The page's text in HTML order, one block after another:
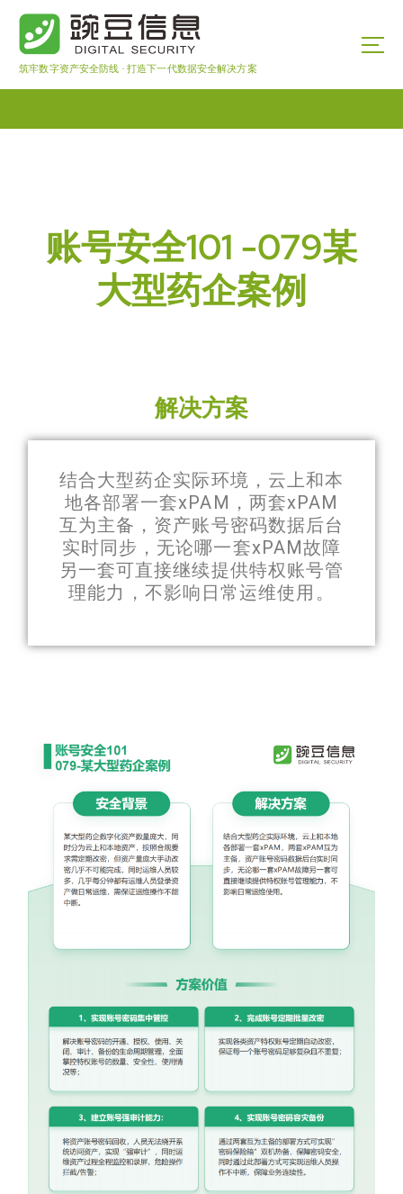
筑牢数字资产安全防线 · 打造下一代数据安全解决方案
账号安全101 -079某
大型药企案例
解决方案
结合大型药企实际环境，云上和本
地各部署一套xPAM，两套xPAM
互为主备，资产账号密码数据后台
实时同步，无论哪一套xPAM故障
另一套可直接继续提供特权账号管
理能力，不影响日常运维使用。